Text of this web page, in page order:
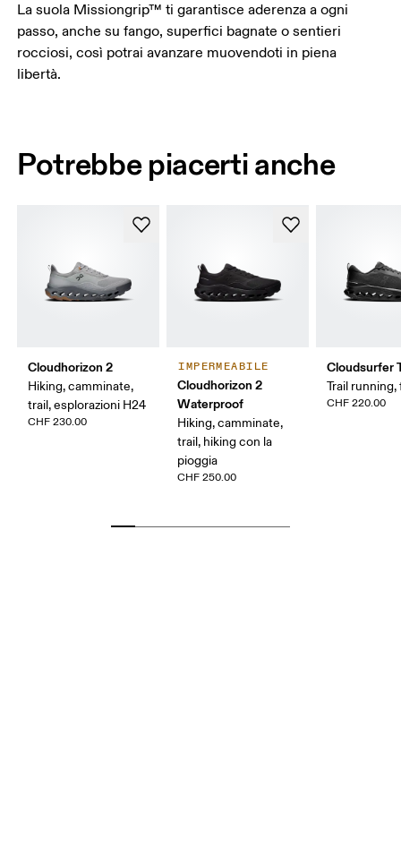
La suola Missiongrip™ ti garantisce aderenza a ogni
passo, anche su fango, superfici bagnate o sentieri
rocciosi, così potrai avanzare muovendoti in piena
libertà.
Potrebbe piacerti anche
Cloudhorizon 2
Hiking, camminate,
trail, esplorazioni H24
CHF 230.00
IMPERMEABILE
Cloudhorizon 2
Waterproof
Hiking, camminate,
trail, hiking con la
pioggia
CHF 250.00
Cloudsurfer
Trail
CHF 220.00